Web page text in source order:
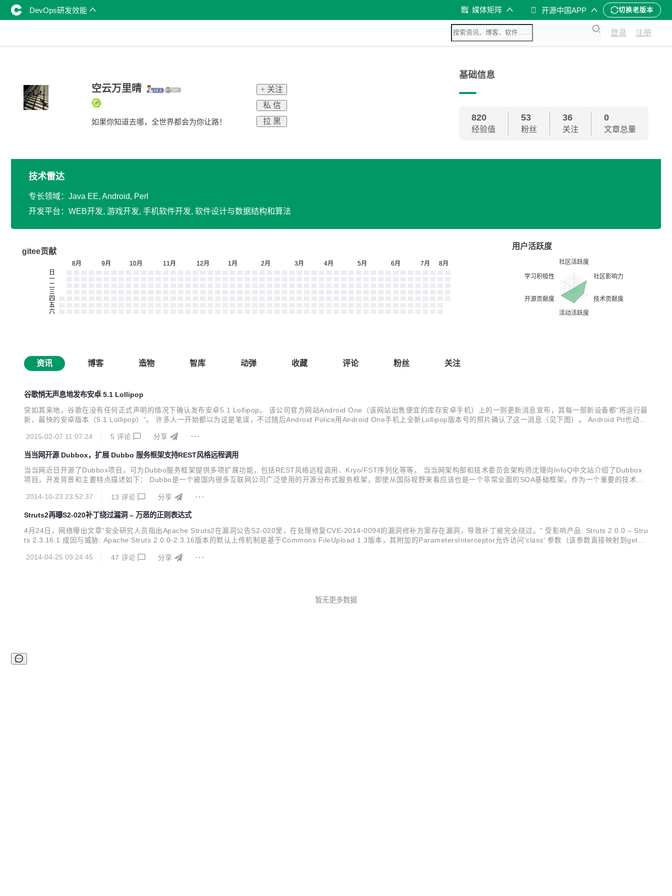
DevOps研发效能 媒体矩阵 开源中国APP 切换老版本
登录 注册
空云万里晴
如果你知道去哪，全世界都会为你让路！
+ 关注
私 信
拉 黑
基础信息
820
经验值
53
粉丝
36
关注
0
文章总量
技术雷达
专长领域：Java EE, Android, Perl
开发平台：WEB开发, 游戏开发, 手机软件开发, 软件设计与数据结构和算法
gitee贡献
用户活跃度
资讯 博客 造物 智库 动弹 收藏 评论 粉丝 关注
谷歌悄无声息地发布安卓 5.1 Lollipop
突如其来地，谷歌在没有任何正式声明的情况下确认发布安卓5.1 Lollipop。 该公司官方网站Android One（该网站出售便宜的库存安卓手机）上的一则更新消息宣布，其每一部新设备都“将运行最
新、最快的安卓版本（5.1 Lollipop）”。 许多人一开始都以为这是笔误，不过随后Android Police用Android One手机上全新Lollipop版本号的照片确认了这一消息（见下图）。 Android Pit也动用
2015-02-07 11:07:24
5 评论 分享
当当网开源 Dubbox，扩展 Dubbo 服务框架支持REST风格远程调用
当当网近日开源了Dubbox项目，可为Dubbo服务框架提供多项扩展功能，包括REST风格远程调用、Kryo/FST序列化等等。 当当网架构部和技术委员会架构师沈理向InfoQ中文站介绍了Dubbox
项目，开发背景和主要特点描述如下： Dubbo是一个被国内很多互联网公司广泛使用的开源分布式服务框架，即使从国际视野来看应该也是一个非常全面的SOA基础框架。作为一个重要的技术研
基于非常...
2014-10-23 23:52:37 13 评论 分享
Struts2再曝S2-020补丁绕过漏洞 – 万恶的正则表达式
4月24日，网络曝出文章“安全研究人员指出Apache Struts2在漏洞公告S2-020里，在处理修复CVE-2014-0094的漏洞修补方案存在漏洞，导致补丁被完全绕过。” 受影响产品: Struts 2.0.0 – Stru
ts 2.3.16.1 成因与威胁: Apache Struts 2.0.0-2.3.16版本的默认上传机制是基于Commons FileUpload 1.3版本，其附加的ParametersInterceptor允许访问'class' 参数（该参数直接映射到getCl
2014-04-25 09:24:45
47 评论 分享
暂无更多数据